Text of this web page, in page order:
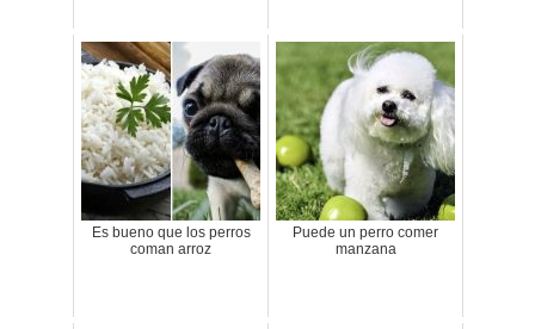
Es bueno que los perros
coman arroz
Puede un perro comer
manzana